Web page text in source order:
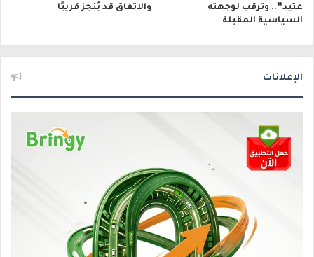
عتيد”.. وترقب لوجهته
السياسية المقبلة
والاتفاق قد يُنجز قريبًا
الإعلانات